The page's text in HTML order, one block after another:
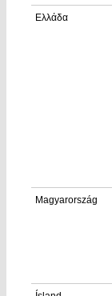
Ελλάδα
Magyarország